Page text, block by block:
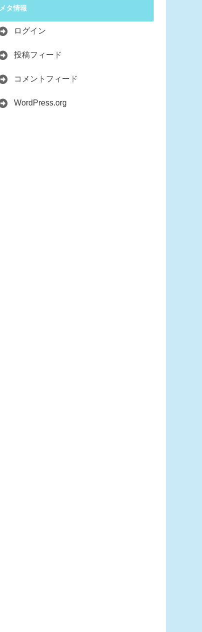
メタ情報
ログイン
投稿フィード
コメントフィード
WordPress.org